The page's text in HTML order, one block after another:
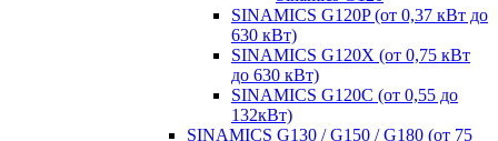
SINAMICS G120P (от 0,37 кВт до
630 кВт)
SINAMICS G120X (от 0,75 кВт
до 630 кВт)
SINAMICS G120C (от 0,55 до
132кВт)
SINAMICS G130 / G150 / G180 (от 75